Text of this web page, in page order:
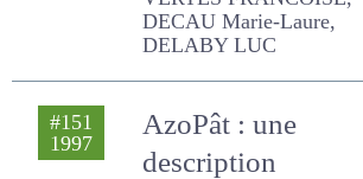
FARRUGGIA ANNE, VERTES
FRANCOISE, DECAU Marie-
#151
1997
AzoPât : une